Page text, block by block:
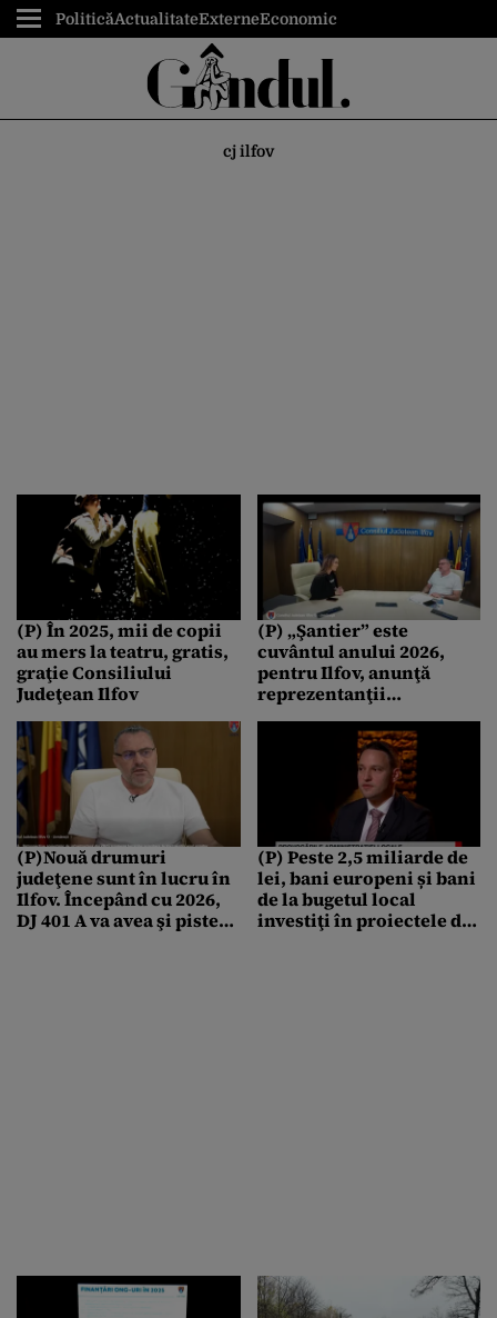
PoliticăActualitateExterneEconomic
cj ilfov
(P) În 2025, mii de copii
au mers la teatru, gratis,
graţie Consiliului
Judeţean Ilfov
(P) „Şantier” este
cuvântul anului 2026,
pentru Ilfov, anunţă
reprezentanţii
(P)Nouă drumuri
judeţene sunt în lucru în
Ilfov. Începând cu 2026,
DJ 401 A va avea şi piste
(P) Peste 2,5 miliarde de
lei, bani europeni și bani
de la bugetul local
investiţi în proiectele de